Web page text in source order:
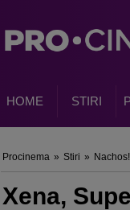
HOME STIRI
Procinema » Stiri » Nachos!
Xena,